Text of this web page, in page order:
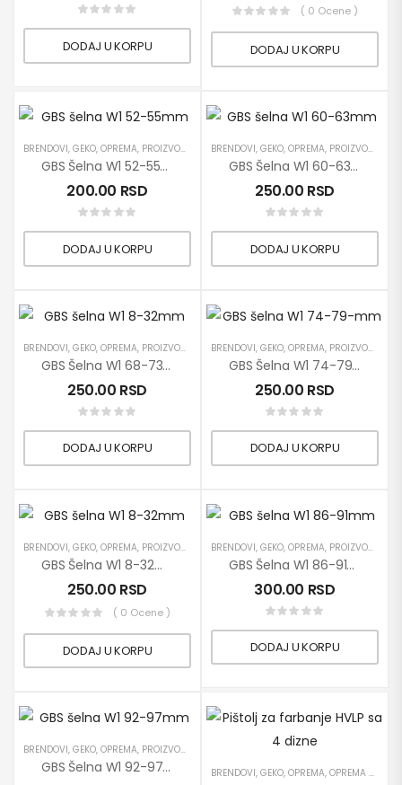
DODAJ U KORPU
( 0 Ocene )
DODAJ U KORPU
BRENDOVI, GEKO, OPREMA, PROIZVODI RUČNI ALATI
GBS Šelna W1 52-55mm
200.00 RSD
DODAJ U KORPU
BRENDOVI, GEKO, OPREMA, PROIZVODI
GBS Šelna W1 60-63mm
250.00 RSD
DODAJ U KORPU
BRENDOVI, GEKO, OPREMA, PROIZVODI RUČNI ALATI
GBS Šelna W1 68-73mm
250.00 RSD
DODAJ U KORPU
BRENDOVI, GEKO, OPREMA, PROIZVODI
GBS Šelna W1 74-79-Mm
250.00 RSD
DODAJ U KORPU
BRENDOVI, GEKO, OPREMA, PROIZVODI RUČNI ALATI
GBS Šelna W1 8-32mm
250.00 RSD
( 0 Ocene )
DODAJ U KORPU
BRENDOVI, GEKO, OPREMA, PROIZVODI
GBS Šelna W1 86-91mm
300.00 RSD
DODAJ U KORPU
BRENDOVI, GEKO, OPREMA, PROIZVODI
GBS Šelna W1 92-97mm BRENDOVI, GEKO, OPREMA, OPREMA ZA SERVISE